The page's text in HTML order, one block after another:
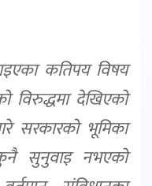
कतिपय विषय
विरुद्धमा देखिएको
सरकारको भूमिका
कुनै सुनुवाइ नभएको